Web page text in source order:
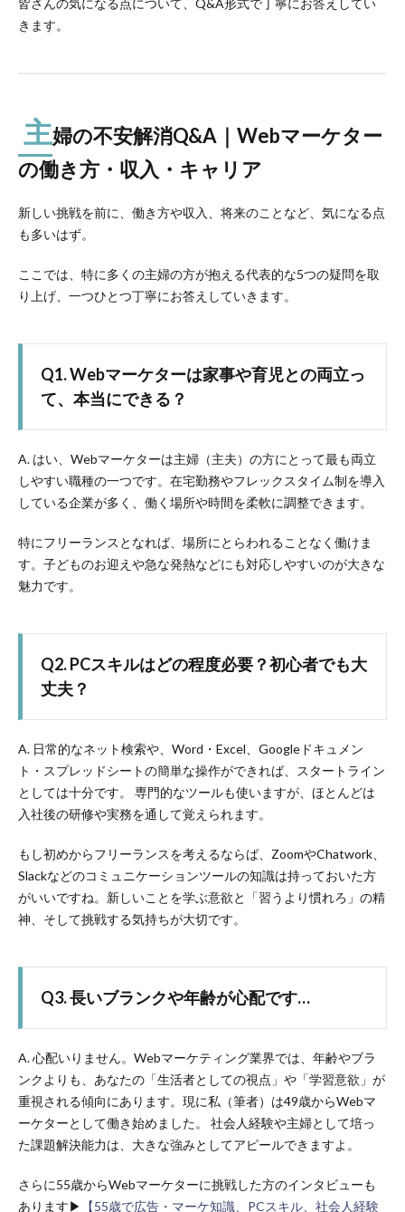
皆さんの気になる点について、Q&A形式で丁寧にお答えしてい
きます。
主婦の不安解消Q&A｜Webマーケター
の働き方・収入・キャリア
新しい挑戦を前に、働き方や収入、将来のことなど、気になる点
も多いはず。
ここでは、特に多くの主婦の方が抱える代表的な5つの疑問を取
り上げ、一つひとつ丁寧にお答えしていきます。
Q1. Webマーケターは家事や育児との両立っ
て、本当にできる？
A. はい、Webマーケターは主婦（主夫）の方にとって最も両立
しやすい職種の一つです。在宅勤務やフレックスタイム制を導入
している企業が多く、働く場所や時間を柔軟に調整できます。
特にフリーランスとなれば、場所にとらわれることなく働けま
す。子どものお迎えや急な発熱などにも対応しやすいのが大きな
魅力です。
Q2. PCスキルはどの程度必要？初心者でも大
丈夫？
A. 日常的なネット検索や、Word・Excel、Googleドキュメン
ト・スプレッドシートの簡単な操作ができれば、スタートライン
としては十分です。 専門的なツールも使いますが、ほとんどは
入社後の研修や実務を通して覚えられます。
もし初めからフリーランスを考えるならば、ZoomやChatwork、
Slackなどのコミュニケーションツールの知識は持っておいた方
がいいですね。新しいことを学ぶ意欲と「習うより慣れろ」の精
神、そして挑戦する気持ちが大切です。
Q3. 長いブランクや年齢が心配です…
A. 心配いりません。Webマーケティング業界では、年齢やブラ
ンクよりも、あなたの「生活者としての視点」や「学習意欲」が
重視される傾向にあります。現に私（筆者）は49歳からWebマ
ーケターとして働き始めました。 社会人経験や主婦として培っ
た課題解決能力は、大きな強みとしてアピールできますよ。
さらに55歳からWebマーケターに挑戦した方のインタビューも
あります▶
【55歳で広告・マーケ知識、PCスキル、社会人経験